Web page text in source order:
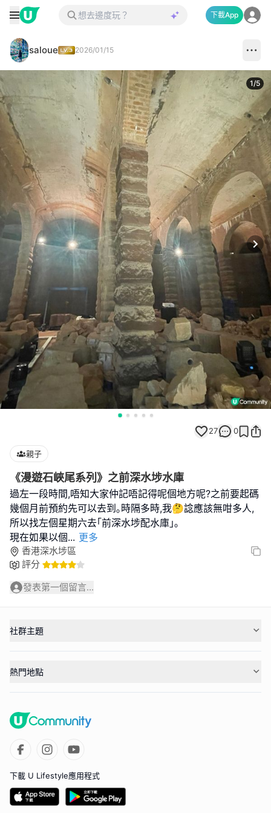
下載App
saloue 2026/01/15
1/5
27 0
親子
《漫遊石峽尾系列》之前深水埗水庫
過左一段時間,唔知大家仲記唔記得呢個地方呢?之前要起碼
幾個月前預約先可以去到｡時隔多時,我🤔諗應該無咁多人,
所以找左個星期六去｢前深水埗配水庫｣｡
現在如果以個... 更多
香港深水埗區
評分
發表第一個留言...
社群主題
熱門地點
下載 U Lifestyle應用程式